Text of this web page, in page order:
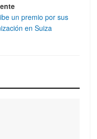
un premio por sus
en Suiza